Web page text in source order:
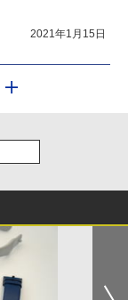
2021年1月15日